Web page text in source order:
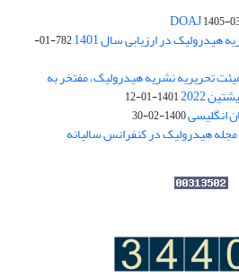
1405-
در ارزیابی سال 1401
782-01-
تحریریه نشریه هیدرولیک، مفتخر به
2022
1401-01-12
انگلیسی1400-02-30
هیدرولیک در کنفرانس سالیانه